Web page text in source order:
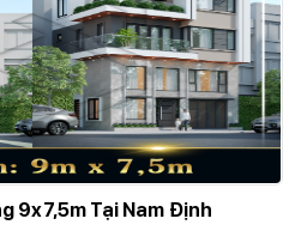
9x7,5m Tại Nam Định